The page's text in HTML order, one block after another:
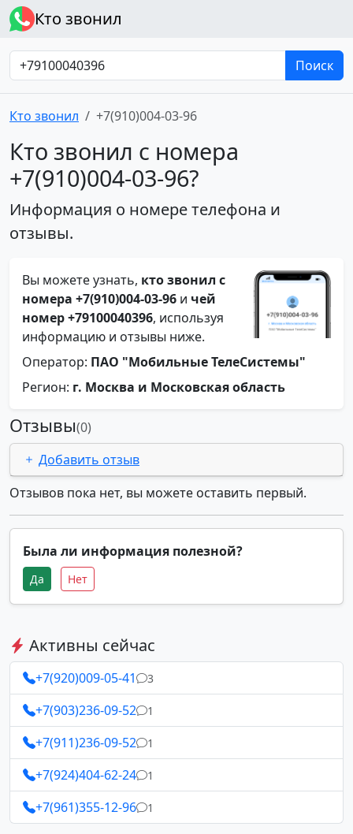
Кто звонил
Поиск
Кто звонил +7(910)004-03-96
Кто звонил с номера
+7(910)004-03-96?
Информация о номере телефона и
отзывы.
Вы можете узнать, кто звонил с
номера +7(910)004-03-96 и чей
номер +79100040396, используя
информацию и отзывы ниже.
Оператор: ПАО "Мобильные ТелеСистемы"
Регион: г. Москва и Московская область
Отзывы(0)
Добавить отзыв
Отзывов пока нет, вы можете оставить первый.
Была ли информация полезной?
Да Нет
Активны сейчас
+7(920)009-05-41 3
+7(903)236-09-52 1
+7(911)236-09-52 1
+7(924)404-62-24 1
+7(961)355-12-96 1